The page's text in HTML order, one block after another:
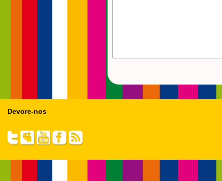
Devore-nos